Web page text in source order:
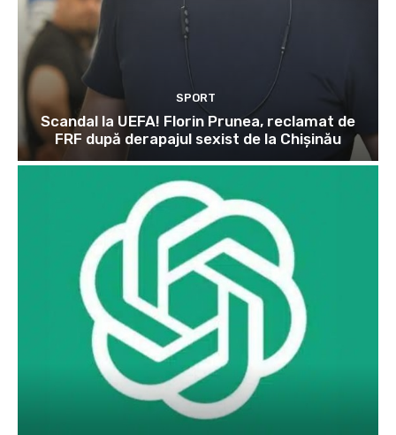
SPORT
Scandal la UEFA! Florin Prunea, reclamat de
FRF după derapajul sexist de la Chișinău